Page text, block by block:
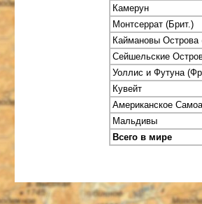
Камерун
Монтсеррат (Брит.)
Каймановы Острова
Сейшельские
Уоллис и Футуна
Кувейт
Американское Самоа
Мальдивы
Всего в мире